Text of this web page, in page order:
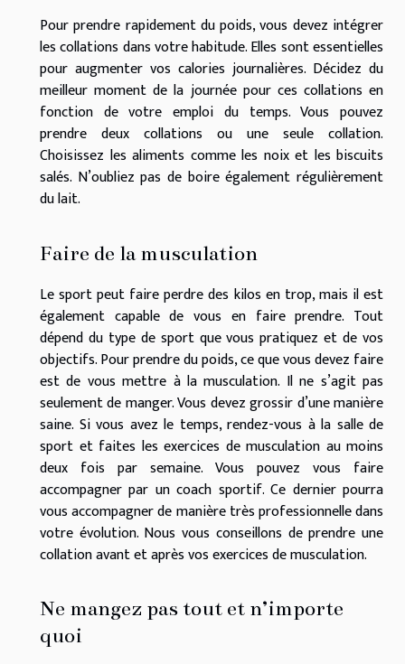
Pour prendre rapidement du poids, vous devez intégrer
les collations dans votre habitude. Elles sont essentielles
pour augmenter vos calories journalières. Décidez du
meilleur moment de la journée pour ces collations en
fonction de votre emploi du temps. Vous pouvez
prendre deux collations ou une seule collation.
Choisissez les aliments comme les noix et les biscuits
salés. N’oubliez pas de boire également régulièrement
du lait.
Faire de la musculation
Le sport peut faire perdre des kilos en trop, mais il est
également capable de vous en faire prendre. Tout
dépend du type de sport que vous pratiquez et de vos
objectifs. Pour prendre du poids, ce que vous devez faire
est de vous mettre à la musculation. Il ne s’agit pas
seulement de manger. Vous devez grossir d’une manière
saine. Si vous avez le temps, rendez-vous à la salle de
sport et faites les exercices de musculation au moins
deux fois par semaine. Vous pouvez vous faire
accompagner par un coach sportif. Ce dernier pourra
vous accompagner de manière très professionnelle dans
votre évolution. Nous vous conseillons de prendre une
collation avant et après vos exercices de musculation.
Ne mangez pas tout et n’importe
quoi